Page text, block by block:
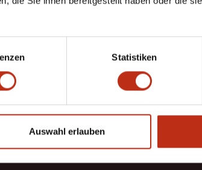
Statistiken
Auswahl erlauben
für